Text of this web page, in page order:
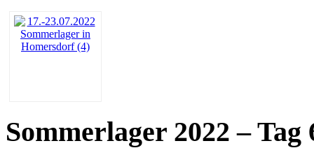
Sommerlager 2022 – Tag